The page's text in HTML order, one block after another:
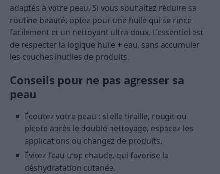
adaptés à votre peau. Si vous souhaitez réduire sa
routine beauté, optez pour une huile qui se rince
facilement et un nettoyant ultra doux. L’essentiel est
de respecter la logique huile + eau, sans accumuler
les couches inutiles de produits.
Conseils pour ne pas agresser sa
peau
Écoutez votre peau : si elle tiraille, rougit ou
picote après le double nettoyage, espacez les
applications ou changez de produits.
Évitez l’eau trop chaude, qui favorise la
déshydratation cutanée.